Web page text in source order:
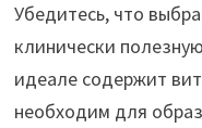
Убедитесь, что
клинически
идеале содержит
необходим для